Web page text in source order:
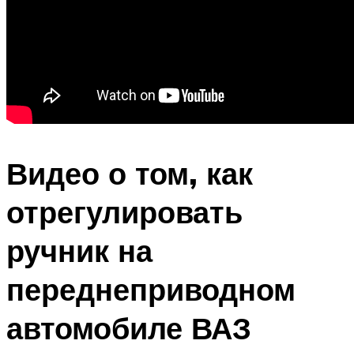
Видео о том, как
отрегулировать
ручник на
переднеприводном
автомобиле ВАЗ